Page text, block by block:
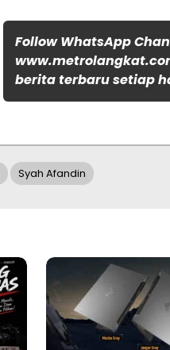
Follow WhatsApp
berita terbaru setiap
Syah Afandin